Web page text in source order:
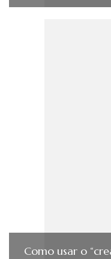
Como usar o